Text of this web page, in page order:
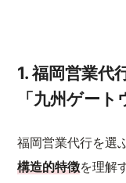
1. 福岡営業代
「九州ゲー
福岡営業代行を選
構造的特徴を理解